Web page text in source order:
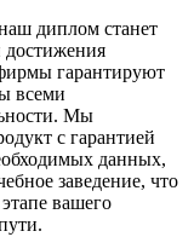
диплом станет
гарантируют
всеми
Мы
с гарантией
данных,
заведение, что
вашего